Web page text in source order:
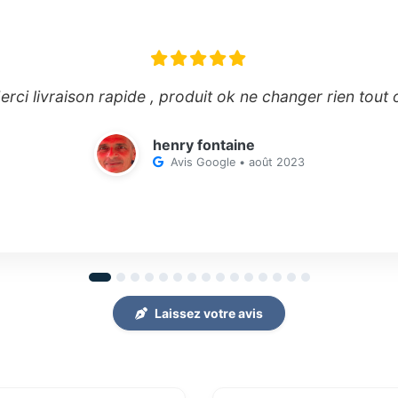
livraison rapide , produit ok ne changer rien tout
henry fontaine
Avis Google • août 2023
Laissez votre avis